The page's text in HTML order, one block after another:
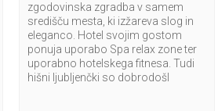
zgodovinska zgradba v samem
središču mesta, ki izžareva slog in
eleganco. Hotel svojim gostom
ponuja uporabo Spa relax zone ter
uporabno hotelskega fitnesa. Tudi
hišni ljubljenčki so dobrodošl